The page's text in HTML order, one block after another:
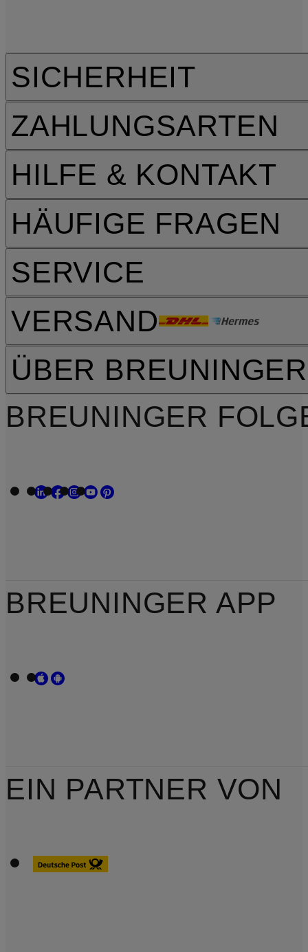
HILFE & KONTAKT
HÄUFIGE FRAGEN
SERVICE
VERSAND
SICHERHEIT
ZAHLUNGSARTEN
ÜBER BREUNINGER
EIN PARTNER VON
BREUNINGER
BREUNINGER APP